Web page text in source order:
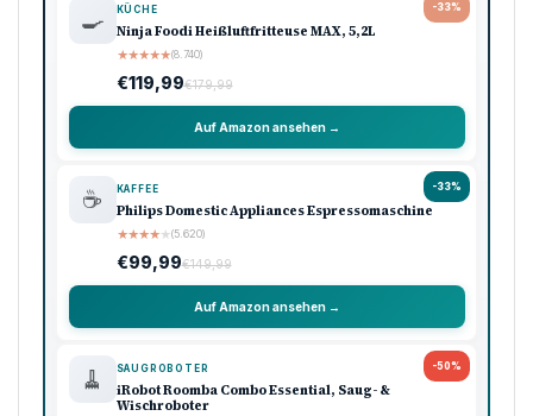
-33%
🍳 KÜCHE
Ninja Foodi Heißluftfritteuse MAX, 5,2L
★★★★★(8.740)
€119,99€179,99
Auf Amazon ansehen →
-33%
☕ KAFFEE
Philips Domestic Appliances Espressomaschine
★★★★★(5.620)
€99,99€149,99
Auf Amazon ansehen →
-50%
🧹 SAUGROBOTER
iRobot Roomba Combo Essential, Saug- &
Wischroboter